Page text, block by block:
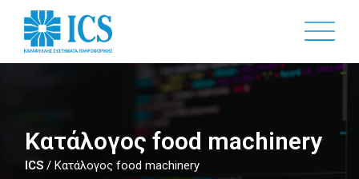
Skip
main
Κατάλογος food machinery
ICS /Κατάλογος food machinery